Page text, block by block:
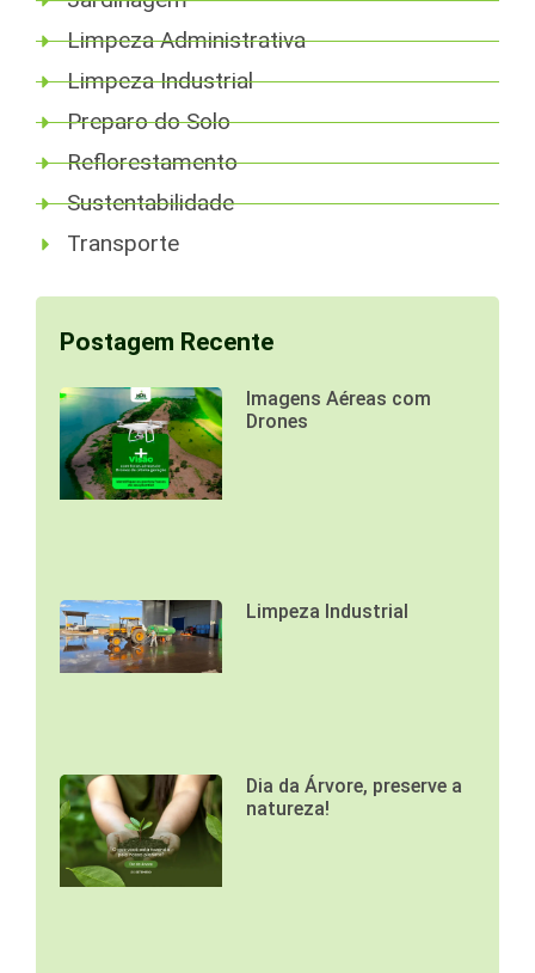
Limpeza Administrativa
Limpeza Industrial
Preparo do Solo
Reflorestamento
Sustentabilidade
Transporte
Postagem Recente
Imagens Aéreas com
Drones
Limpeza Industrial
Dia da Árvore, preserve a
natureza!